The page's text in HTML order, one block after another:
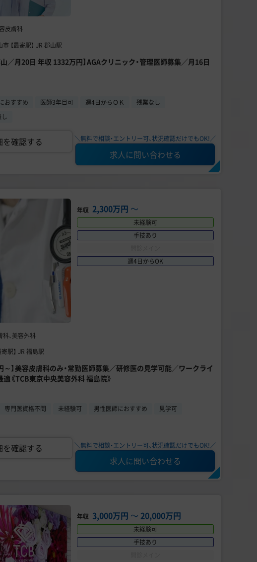
皮膚科
【最寄駅】 JR 郡山駅
山／月20日 年収 1332万円】AGAクリニック・管理医師募集／月16日
おすすめ 医師3年目可 週4日からＯＫ
残業なし
確認する ＼無料で相談・エントリー可、状況確認だけでもOK!／
求人に問い合わせる
年収 2,300万円 〜
未経験可
手技あり
週4日からOK
科、美容外科
駅】 JR 福島駅
～】美容皮膚科のみ・常勤医師募集／研修医の見学可能／ワークライ
《TCB東京中央美容外科 福島院》
専門医資格不問 未経験可 男性医師におすすめ
見学可
確認する ＼無料で相談・エントリー可、状況確認だけでもOK!／
求人に問い合わせる
年収 3,000万円 〜 20,000万円
未経験可
手技あり